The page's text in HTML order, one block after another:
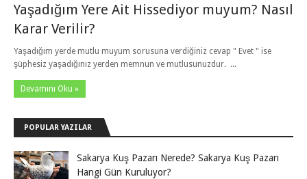
Yaşadığım Yere Ait Hissediyor muyum? Nasıl
Karar Verilir?
Yaşadığım yerde mutlu muyum sorusuna verdiğiniz cevap " Evet " ise
şüphesiz yaşadığınız yerden memnun ve mutlusunuzdur. ...
Devamını Oku »
POPULAR YAZILAR
Sakarya Kuş Pazarı Nerede? Sakarya Kuş Pazarı
Hangi Gün Kuruluyor?